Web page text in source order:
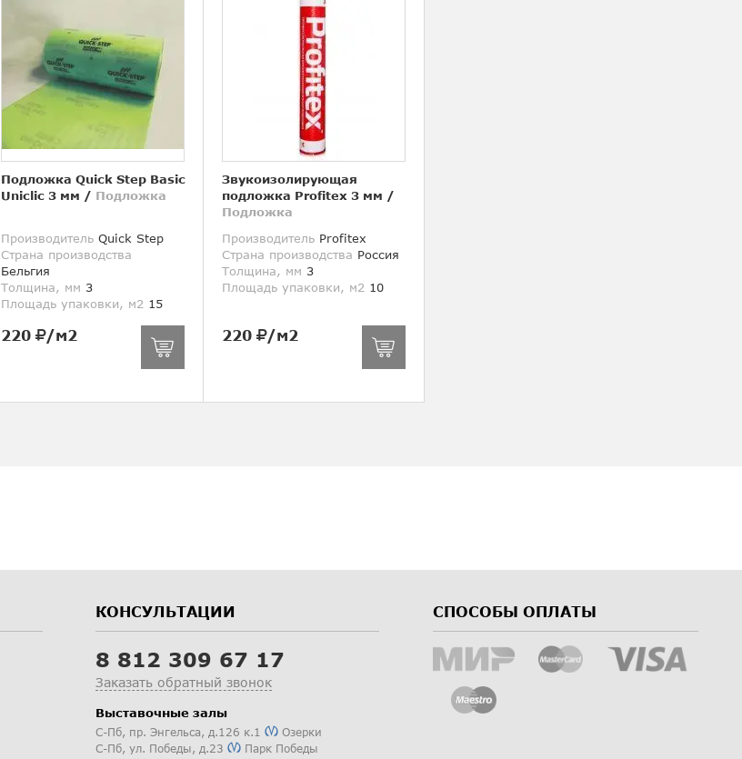
Подложка Quick Step Basic
Uniclic 3 мм / Подложка
Производитель Quick Step
Страна производства
Бельгия
Толщина, мм 3
Площадь упаковки, м2 15
220 /м2
Звукоизолирующая
подложка Profitex 3 мм /
Подложка
Производитель Profitex
Страна производства Россия
Толщина, мм 3
Площадь упаковки, м2 10
220 /м2
КОНСУЛЬТАЦИИ
8 812 309 67 17
Заказать обратный звонок
Выставочные залы
С-Пб, пр. Энгельса, д.126 к.1
Озерки
С-Пб, ул. Победы, д.23 Парк Победы
СПОСОБЫ ОПЛАТЫ